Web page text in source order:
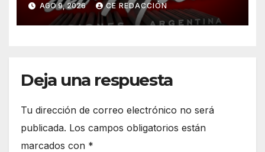
– Cartelera
AGO 9, 2026 CE REDACCIÓN
Deja una respuesta
Tu dirección de correo electrónico no será
publicada. Los campos obligatorios están
marcados con *